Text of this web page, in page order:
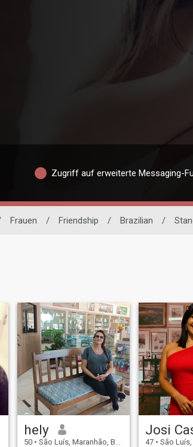
Zugriff auf erweiterte Messaging-
Frauen / Friendship / Brazilian /
hely
50 • São Luís, Maranhão, Brasilien
Josi
47 • São Luís,